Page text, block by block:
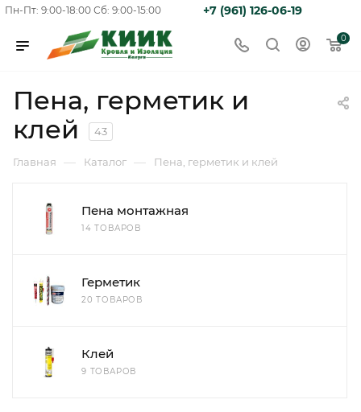
Пн-Пт: 9:00-18:00 Сб: 9:00-15:00 +7 (961) 126-06-19
0
Пена, герметик и
клей
43
Главная — Каталог — Пена, герметик и клей
Пена монтажная
14 ТОВАРОВ
Герметик
20 ТОВАРОВ
Клей
9 ТОВАРОВ